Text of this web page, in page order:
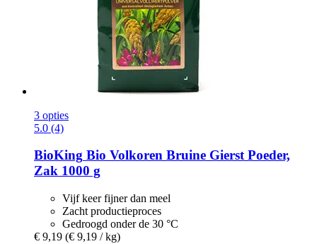
3 opties
5.0 (4)
BioKing Bio Volkoren Bruine Gierst Poeder,
Zak 1000 g
Vijf keer fijner dan meel
Zacht productieproces
Gedroogd onder de 30 °C
€ 9,19 (€ 9,19 / kg)